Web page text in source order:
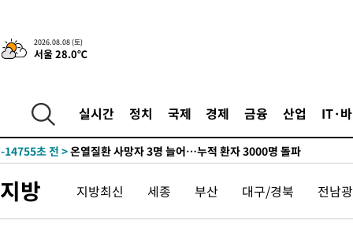
2026.08.08 (토)
서울 28.0℃
실시간 정치 국제 경제 금융 산업 IT·
것"
-22960초 전 >[속보]與 당대표 경선, 제주·인천 권리당원 투표 김민석 승리
-16734초 전 >
틀레티코 이적"
-15786초 전 >
수도권 40도 육박 '펄펄'…동해안 일부 지역엔 호의주의보
-14755초 전 >
-8700초 전 > 강릉에 시간당 81.4㎜ 물폭탄…도로 잠기고 담벼락 붕괴
-2517초 전 >
선재도서 해루질 나섰다 실종 60대, 닷새 만에 숨진 채 발견
-51초 전 >남자 농구, 나고야 아시안게임서 '홈팀' 일본과 한일전
지방 지방최신 세종 부산 대구/경북 전남